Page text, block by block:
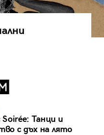
Soirée: Танци и
с дъх на лято